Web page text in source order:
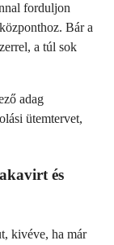
forduljon
Bár a
a túl sok
adag
ütemtervet,
és
kivéve, ha már